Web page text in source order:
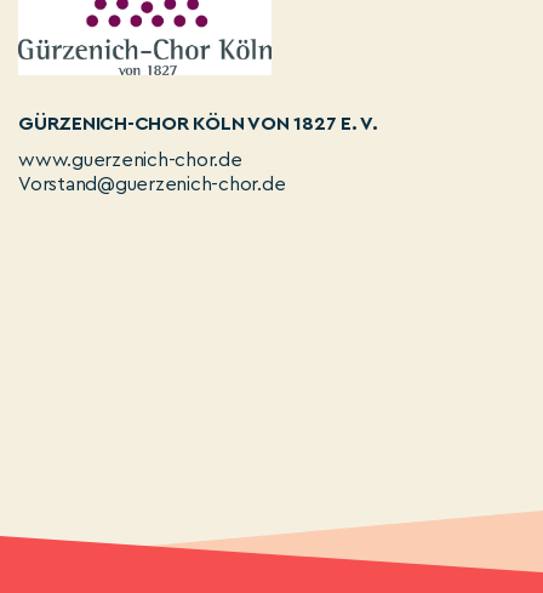
GÜRZENICH-CHOR KÖLN VON 1827 E. V.
www.guerzenich-chor.de
Vorstand@guerzenich-chor.de